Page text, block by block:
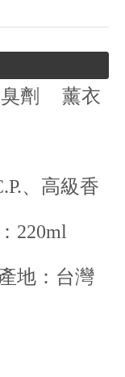
臭劑
薰衣
、高級香
220ml
產地：台灣